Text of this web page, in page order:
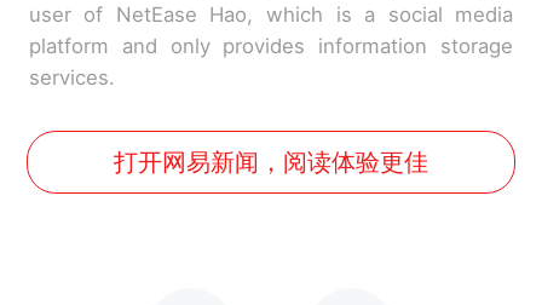
user of NetEase Hao, which is a social media
platform and only provides information storage
services.
打开网易新闻，阅读体验更佳